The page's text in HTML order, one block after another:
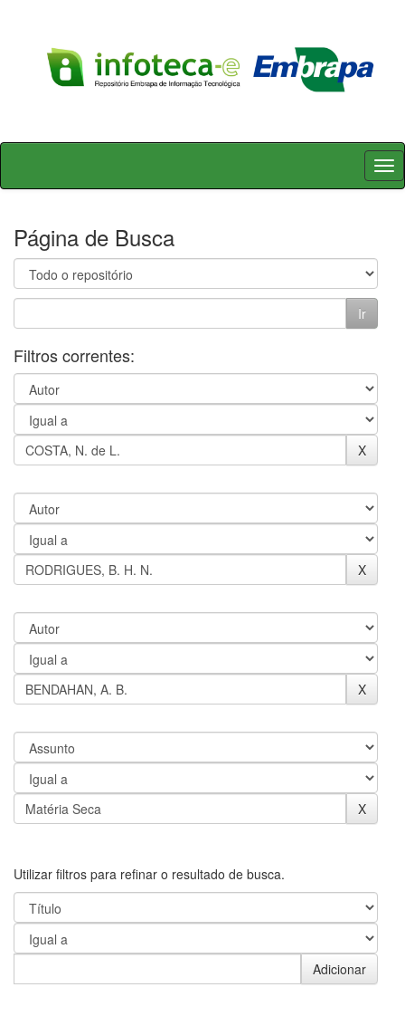
Skip
Página de Busca
Filtros correntes:
Utilizar filtros para refinar o resultado de busca.